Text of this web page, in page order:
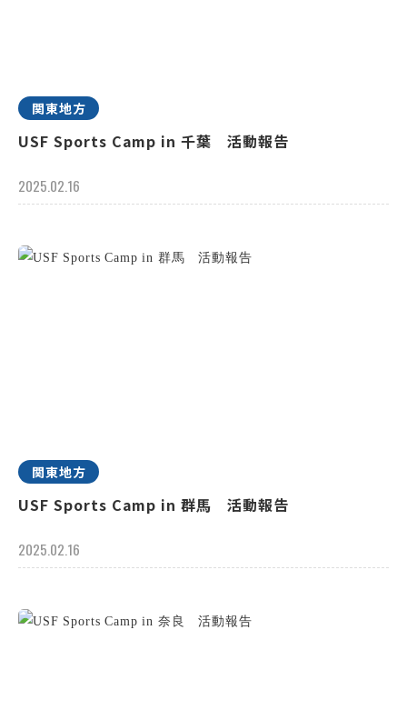
関東地方
USF Sports Camp in 千葉 活動報告
2025.02.16
関東地方
USF Sports Camp in 群馬 活動報告
2025.02.16